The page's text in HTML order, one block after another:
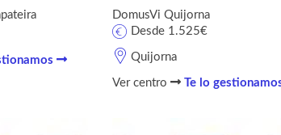
DomusVi Quijorna
Quijorna
Desde 1.525€
Ver centro Te lo